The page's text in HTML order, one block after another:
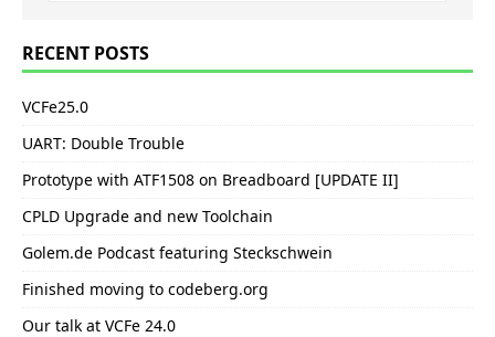
RECENT POSTS
VCFe25.0
UART: Double Trouble
Prototype with ATF1508 on Breadboard [UPDATE II]
CPLD Upgrade and new Toolchain
Golem.de Podcast featuring Steckschwein
Finished moving to codeberg.org
Our talk at VCFe 24.0